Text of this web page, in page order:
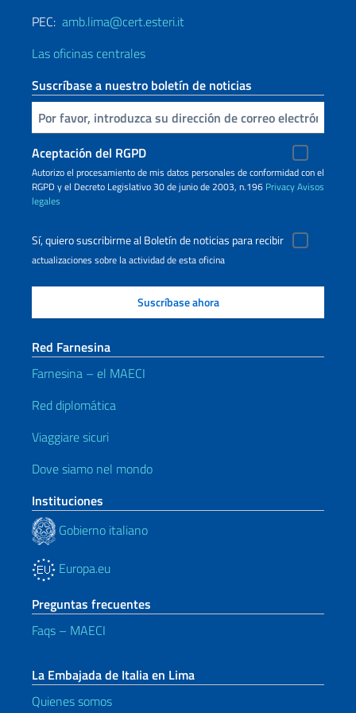
PEC: amb.lima@cert.esteri.it
Las oficinas centrales
Suscríbase a nuestro boletín de noticias
Inserta tu correo electronico
Aceptación del RGPD
Autorizo ​​el procesamiento de mis datos personales de conformidad con el
RGPD y el Decreto Legislativo 30 de junio de 2003, n.196 PrivacyAvisos
legales
Sí, quiero suscribirme al Boletín de noticias para recibir
actualizaciones sobre la actividad de esta oficina
Red Farnesina
Farnesina – el MAECI
Red diplomática
Viaggiare sicuri
Dove siamo nel mondo
Instituciones
Gobierno italiano
Europa.eu
Preguntas frecuentes
Faqs – MAECI
La Embajada de Italia en Lima
Quienes somos